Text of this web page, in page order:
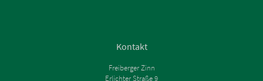
Kontakt
Freiberger Zinn
Erlichter Straße 9